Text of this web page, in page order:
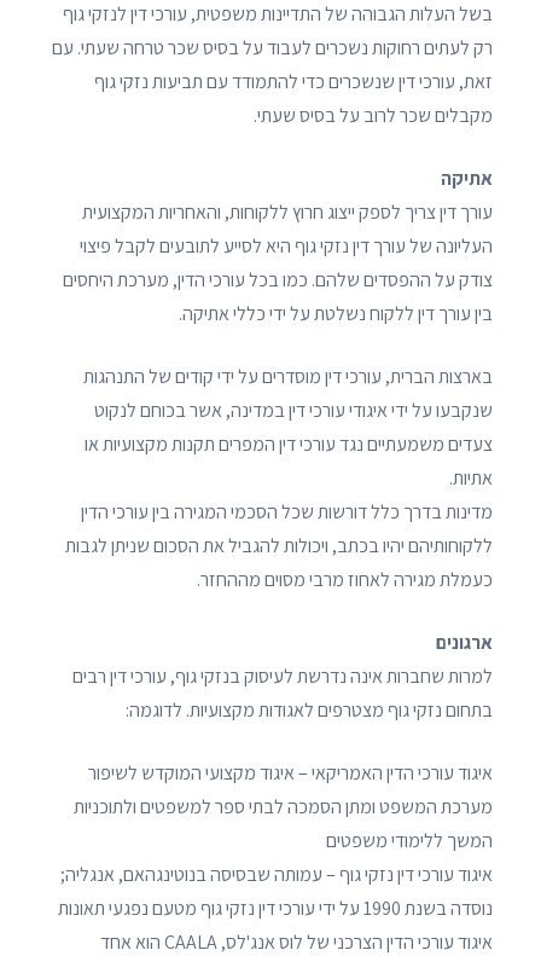
בשל העלות הגבוהה של התדיינות משפטית, עורכי דין לנזקי גוף
רק לעתים רחוקות נשכרים לעבוד על בסיס שכר טרחה שעתי. עם
זאת, עורכי דין שנשכרים כדי להתמודד עם תביעות נזקי גוף
מקבלים שכר לרוב על בסיס שעתי.
אתיקה
עורך דין צריך לספק ייצוג חרוץ ללקוחות, והאחריות המקצועית
העליונה של עורך דין נזקי גוף היא לסייע לתובעים לקבל פיצוי
צודק על ההפסדים שלהם. כמו בכל עורכי הדין, מערכת היחסים
בין עורך דין ללקוח נשלטת על ידי כללי אתיקה.
בארצות הברית, עורכי דין מוסדרים על ידי קודים של התנהגות
שנקבעו על ידי איגודי עורכי דין במדינה, אשר בכוחם לנקוט
צעדים משמעתיים נגד עורכי דין המפרים תקנות מקצועיות או
אתיות.
מדינות בדרך כלל דורשות שכל הסכמי המגירה בין עורכי הדין
ללקוחותיהם יהיו בכתב, ויכולות להגביל את הסכום שניתן לגבות
כעמלת מגירה לאחוז מרבי מסוים מההחזר.
ארגונים
למרות שחברות אינה נדרשת לעיסוק בנזקי גוף, עורכי דין רבים
בתחום נזקי גוף מצטרפים לאגודות מקצועיות. לדוגמה:
איגוד עורכי הדין האמריקאי – איגוד מקצועי המוקדש לשיפור
מערכת המשפט ומתן הסמכה לבתי ספר למשפטים ולתוכניות
המשך ללימודי משפטים
איגוד עורכי דין נזקי גוף – עמותה שבסיסה בנוטינגהאם, אנגליה;
נוסדה בשנת 1990 על ידי עורכי דין נזקי גוף מטעם נפגעי תאונות
איגוד עורכי הדין הצרכני של לוס אנג'לס, CAALA הוא אחד